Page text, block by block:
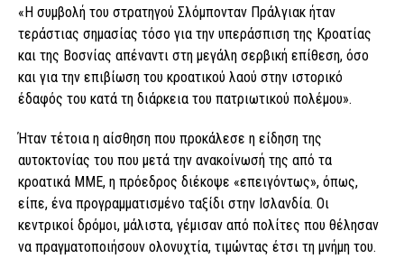
«Η συμβολή του στρατηγού Σλόμπονταν Πράλγιακ ήταν
τεράστιας σημασίας τόσο για την υπεράσπιση της Κροατίας
και της Βοσνίας απέναντι στη μεγάλη σερβική επίθεση, όσο
και για την επιβίωση του κροατικού λαού στην ιστορικό
έδαφός του κατά τη διάρκεια του πατριωτικού πολέμου».
Ήταν τέτοια η αίσθηση που προκάλεσε η είδηση της
αυτοκτονίας του που μετά την ανακοίνωσή της από τα
κροατικά ΜΜΕ, η πρόεδρος διέκοψε «επειγόντως», όπως,
είπε, ένα προγραμματισμένο ταξίδι στην Ισλανδία. Οι
κεντρικοί δρόμοι, μάλιστα, γέμισαν από πολίτες που θέλησαν
να πραγματοποιήσουν ολονυχτία, τιμώντας έτσι τη μνήμη του.